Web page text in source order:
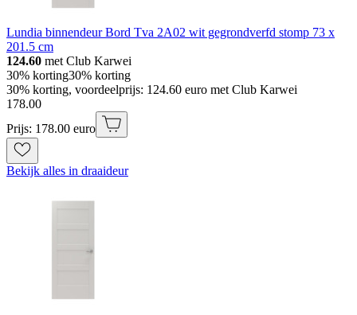
Lundia binnendeur Bord Tva 2A02 wit gegrondverfd stomp 73 x
201.5 cm
124.60 met Club Karwei
30% korting30% korting
30% korting, voordeelprijs: 124.60 euro met Club Karwei
178.00
Prijs: 178.00 euro
Bekijk alles in draaideur